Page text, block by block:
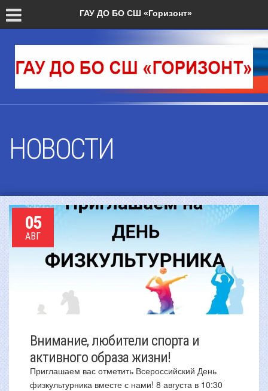
ГАУ ДО БО СШ «Горизонт»
Версия для слабовидящих
НОВОСТИ
05
АВГ
Внимание, любители спорта и
активного образа жизни!
Приглашаем вас отметить Всероссийский День
физкультурника вместе с нами! 8 августа в 10:30